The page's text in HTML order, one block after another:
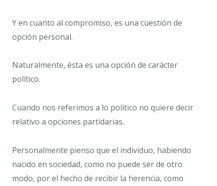
Y en cuanto al compromiso, es una cuestión de
opción personal.
Naturalmente, ésta es una opción de carácter
político.
Cuando nos referimos a lo político no quiere decir
relativo a opciones partidarias.
Personalmente pienso que el individuo, habiendo
nacido en sociedad, como no puede ser de otro
modo, por el hecho de recibir la herencia, como